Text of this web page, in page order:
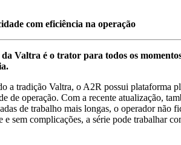
com eficiência na operação
Valtra é o trator para todos os
a tradição Valtra, o A2R possui plataforma
de operação. Com a recente atualização,
de trabalho mais longas, o operador não
e sem complicações, a série pode trabalhar